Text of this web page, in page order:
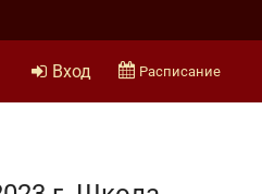
Вход Расписание